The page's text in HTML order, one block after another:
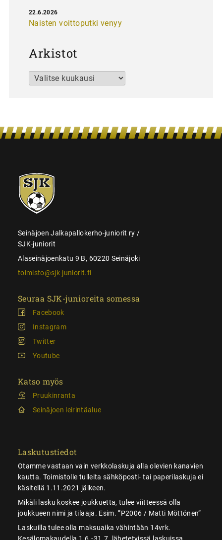
Naisten voittoputki venyy
22.6.2026
Arkistot
Arkistot
SJK-
juniorit
Seinäjoen Jalkapallokerho-juniorit ry /
SJK-juniorit
Alaseinäjoenkatu 9 B, 60220 Seinäjoki
toimisto@sjk-juniorit.fi
Seuraa SJK-junioreita somessa
Facebook
Instagram
Twitter
Youtube
Katso myös
Pruukinranta
Seinäjoen leirintäalue
Laskutustiedot
Otamme vastaan vain verkkolaskuja alla olevien kanavien
kautta. Toimistolle tulleita sähköposti- tai paperilaskuja ei
käsitellä 1.11.2021 jälkeen.
Mikäli lasku koskee joukkuetta, tulee viitteessä olla
joukkueen nimi ja tilaaja. Esim. ”P2006 / Matti Möttönen”
Laskuilla tulee olla maksuaika vähintään 14vrk.
Kesälomakaudella 1.6.-31.7. lähetetyissä laskuissa